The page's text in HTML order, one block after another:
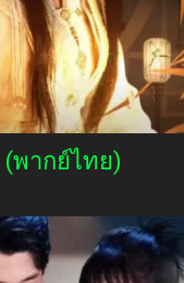
(พากย์ไทย)